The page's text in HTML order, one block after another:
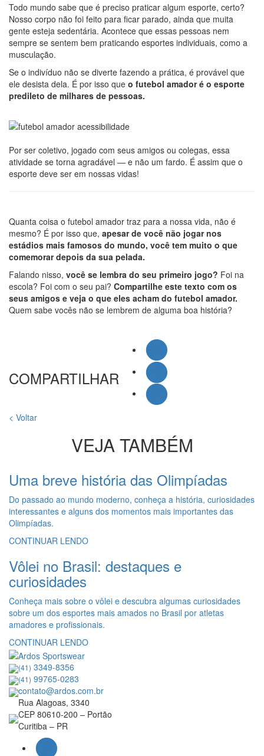
Todo mundo sabe que é preciso praticar algum esporte, certo?
Nosso corpo não foi feito para ficar parado, ainda que muita
gente esteja sedentária. Acontece que essas pessoas nem
sempre se sentem bem praticando esportes individuais, como a
musculação.
Se o indivíduo não se diverte fazendo a prática, é provável que
ele desista dela. É por isso que o futebol amador é o esporte
predileto de milhares de pessoas.
Por ser coletivo, jogado com seus amigos ou colegas, essa
atividade se torna agradável — e não um fardo. É assim que o
esporte deve ser em nossas vidas!
Quanta coisa o futebol amador traz para a nossa vida, não é
mesmo? É por isso que, apesar de você não jogar nos
estádios mais famosos do mundo, você tem muito o que
comemorar depois da sua pelada.
Falando nisso, você se lembra do seu primeiro jogo? Foi na
escola? Foi com o seu pai? Compartilhe este texto com os
seus amigos e veja o que eles acham do futebol amador.
Quem sabe vocês não se lembrem de alguma boa história?
COMPARTILHAR
< Voltar
VEJA TAMBÉM
Uma breve história das Olimpíadas
Do passado ao mundo moderno, conheça a história, curiosidades
interessantes e alguns dos momentos mais importantes das
Olimpíadas.
CONTINUAR LENDO
Vôlei no Brasil: destaques e
curiosidades
Conheça mais sobre o vôlei e descubra algumas curiosidades
sobre um dos esportes mais amados no Brasil por atletas
amadores e profissionais.
CONTINUAR LENDO
(41) 3349-8356
(41) 99765-0283
contato@ardos.com.br
Rua Alagoas, 3340
CEP 80610-200 – Portão
Curitiba – PR